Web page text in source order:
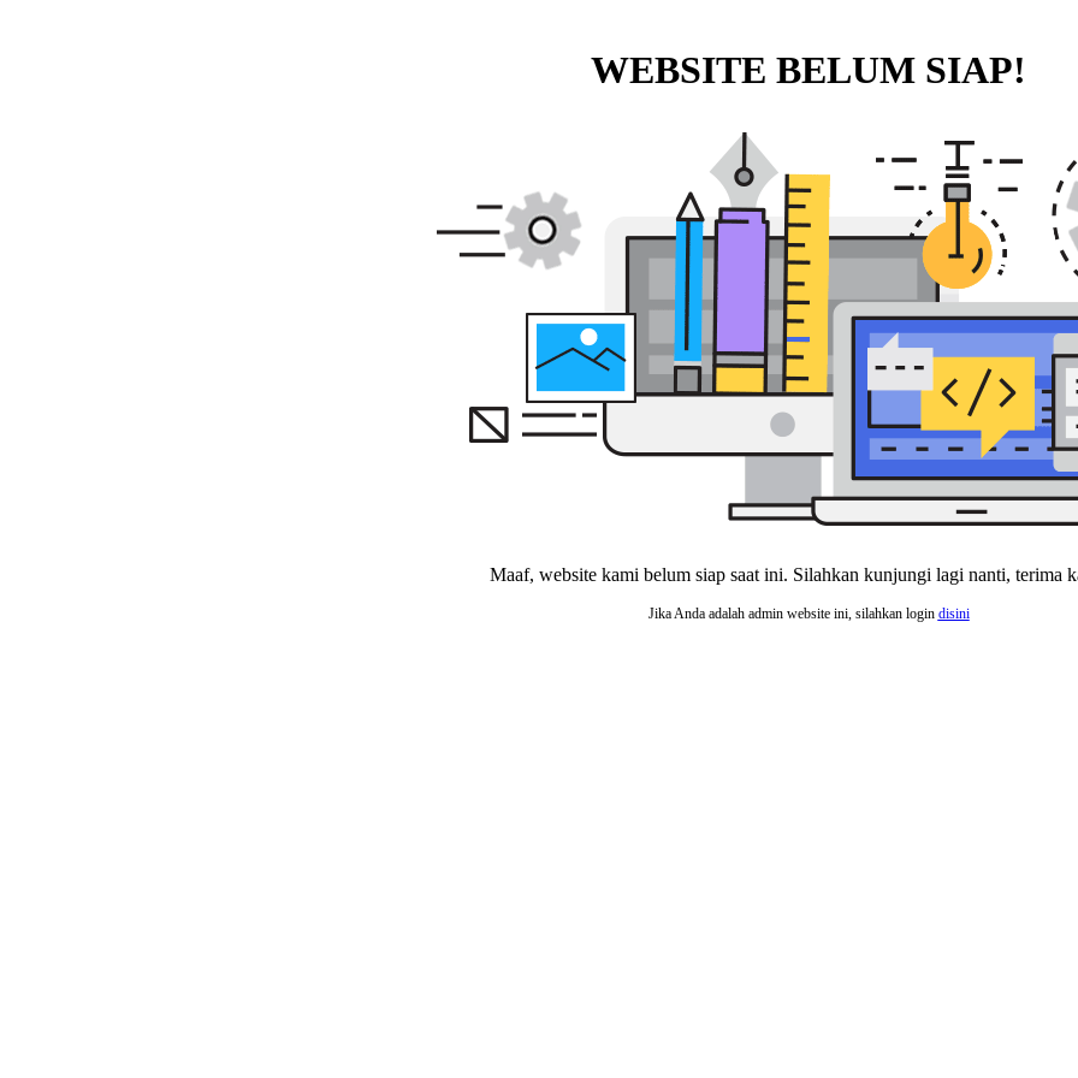
WEBSITE BELUM SIAP!
Maaf, website kami belum siap saat ini. Silahkan kunjungi lagi nanti, terima
Jika Anda adalah admin website ini, silahkan login disini